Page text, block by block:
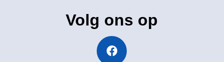
Volg ons op